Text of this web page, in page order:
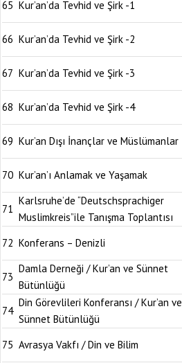
65 Kur’an’da Tevhid ve Şirk -1
66 Kur’an’da Tevhid ve Şirk -2
67 Kur’an’da Tevhid ve Şirk -3
68 Kur’an’da Tevhid ve Şirk -4
69 Kur’an Dışı İnançlar ve Müslümanlar
70 Kur’an’ı Anlamak ve Yaşamak
71
Karlsruhe’de “Deutschsprachiger
Muslimkreis”ile Tanışma Toplantısı
72 Konferans – Denizli
73
Damla Derneği / Kur’an ve Sünnet
Bütünlüğü
74
Din Görevlileri Konferansı / Kur’an ve
Sünnet Bütünlüğü
75 Avrasya Vakfı / Din ve Bilim